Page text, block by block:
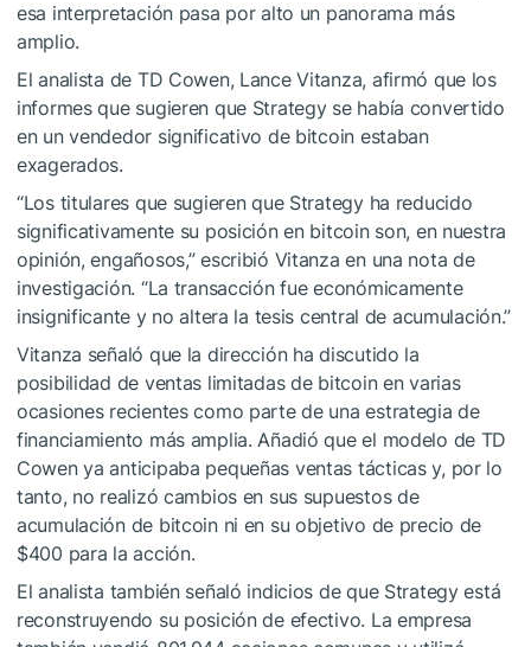
esa interpretación pasa por alto un panorama más
amplio.
El analista de TD Cowen, Lance Vitanza, afirmó que los
informes que sugieren que Strategy se había convertido
en un vendedor significativo de bitcoin estaban
exagerados.
“Los titulares que sugieren que Strategy ha reducido
significativamente su posición en bitcoin son, en nuestra
opinión, engañosos,” escribió Vitanza en una nota de
investigación. “La transacción fue económicamente
insignificante y no altera la tesis central de acumulación.”
Vitanza señaló que la dirección ha discutido la
posibilidad de ventas limitadas de bitcoin en varias
ocasiones recientes como parte de una estrategia de
financiamiento más amplia. Añadió que el modelo de TD
Cowen ya anticipaba pequeñas ventas tácticas y, por lo
tanto, no realizó cambios en sus supuestos de
acumulación de bitcoin ni en su objetivo de precio de
$400 para la acción.
El analista también señaló indicios de que Strategy está
reconstruyendo su posición de efectivo. La empresa